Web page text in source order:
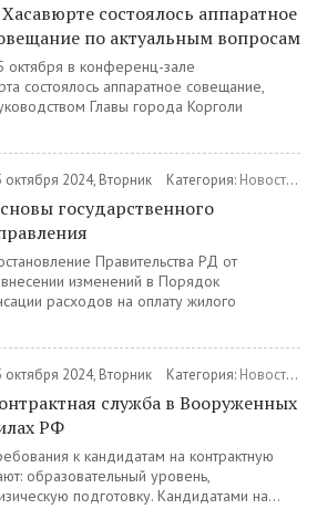
состоялось аппаратное
по актуальным вопросам
октября в конференц-зале
состоялось аппаратное совещание,
Главы города Корголи
октября 2024, Вторник Категория: Новости /
государственного
Правительства РД от
изменений в Порядок
расходов на оплату жилого
октября 2024, Вторник Категория: Новости /
служба в Вооруженных
РФ
к кандидатам на контрактную
образовательный уровень,
подготовку. Кандидатами на...